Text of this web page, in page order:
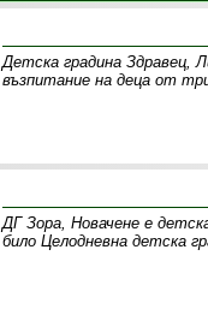
Детска градина Здравец,
възпитание на деца от
ДГ Зора, Новачене е
било Целодневна детска